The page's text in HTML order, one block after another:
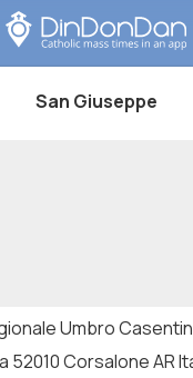
San Giuseppe
Umbro
52010 Corsalone AR